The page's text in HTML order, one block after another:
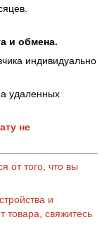
индивидуально
удаленных
не
от того, что вы
и
товара, свяжитесь